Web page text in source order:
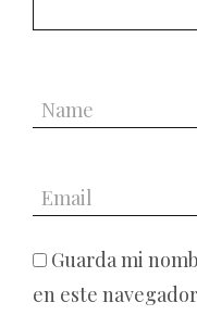
Guarda mi
en este